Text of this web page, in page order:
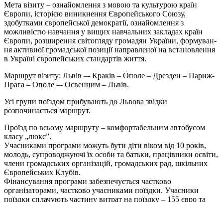
Мета візиту – ознайомлення з мовою та культурою країн
Європи, історією вини­кнення Європейського Союзу,
здобутками європейської демократії, ознайомлення з
можливістю навчання у вищих навчальних закладах країн
Європи, розширення світогляду громадян України, формуван­
ня активної громадської позиції направленої на встановлення
в Україні європейських стандартів життя.
Маршрут візиту: Львів –- Краків – Ополе – Дрезден – Париж-
Прага – Ополе –- Освенцим – Львів.
Усі групи поїздом прибувають до Львова звідки
розпочинається маршрут.
Проїзд по всьому маршруту – комфортабельним автобусом
класу „люкс”.
Учасниками програми можуть бути діти віком від 10 років,
молодь, супрово­джуючі їх особи та батьки, працівники освіти,
члени громадських організацій, громадських рад, шкільних
Європейських Клубів.
Фінансування програми забезпечується частково
організаторами, частково учас­никами поїздки. Учасники
поїздки сплачують частину витрат на поїздку – 155 євро та